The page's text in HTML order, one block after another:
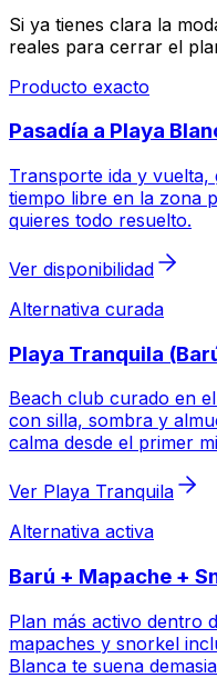
Si ya tienes clara la
reales para cerrar el
Producto exacto
Pasadía a Playa
Transporte ida y
tiempo libre en la zona
quieres todo resuelto.
Ver disponibilidad
Alternativa curada
Playa Tranquila
Beach club curado en
con silla, sombra y
calma desde el primer
Ver Playa Tranquila
Alternativa activa
Barú + Mapache +
Plan más activo dentro
mapaches y snorkel
Blanca te suena